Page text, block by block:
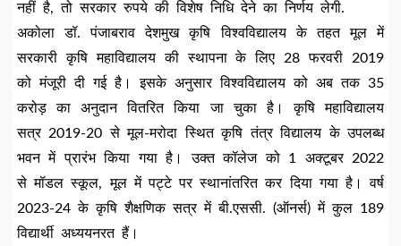
नहीं है, तो सरकार रुपये की विशेष निधि देने का निर्णय लेगी.
अकोला डॉ. पंजाबराव देशमुख कृषि विश्वविद्यालय के तहत मूल में
सरकारी कृषि महाविद्यालय की स्थापना के लिए 28 फरवरी 2019
को मंजूरी दी गई है। इसके अनुसार विश्वविद्यालय को अब तक 35
करोड़ का अनुदान वितरित किया जा चुका है। कृषि महाविद्यालय
सत्र 2019-20 से मूल-मरोदा स्थित कृषि तंत्र विद्यालय के उपलब्ध
भवन में प्रारंभ किया गया है। उक्त कॉलेज को 1 अक्टूबर 2022
से मॉडल स्कूल, मूल में पट्टे पर स्थानांतरित कर दिया गया है। वर्ष
2023-24 के कृषि शैक्षणिक सत्र में बी.एससी. (ऑनर्स) में कुल 189
विद्यार्थी अध्ययनरत हैं।